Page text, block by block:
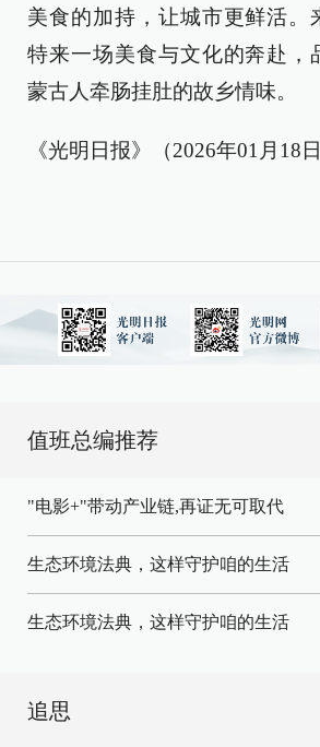
美食的加持，让城市更鲜活。
特来一场美食与文化的奔赴，
蒙古人牵肠挂肚的故乡情味。
《光明日报》（2026年01月18日
值班总编推荐
"电影+"带动产业链,再证无可取代
生态环境法典，这样守护咱的生活
生态环境法典，这样守护咱的生活
追思